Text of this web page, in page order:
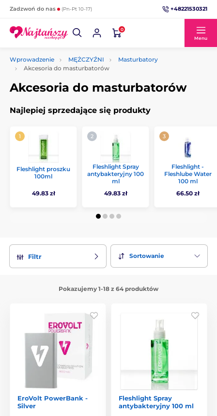
Zadzwoń do nas (Pn-Pt 10-17) +48221530321
0
Menu
Wprowadzenie MĘŻCZYŹNI
Masturbatory
Akcesoria do masturbatorów
Akcesoria do masturbatorów
Najlepiej sprzedające się produkty
Fleshlight proszku
100ml
49.83 zł
Fleshlight Spray
antybakteryjny 100
ml
49.83 zł
Fleshlight -
Fleshlube Water
100 ml
66.50 zł
Filtr Sortowanie
Pokazujemy 1-18 z 64 produktów
EroVolt PowerBank -
Silver
Fleshlight Spray
antybakteryjny 100 ml